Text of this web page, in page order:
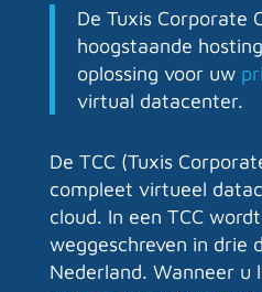
De Tuxis Corporate
hoogstaande
oplossing voor uw
virtual datacenter.
De TCC (Tuxis
compleet virtueel
cloud. In een TCC
weggeschreven in drie
Nederland. Wanneer u